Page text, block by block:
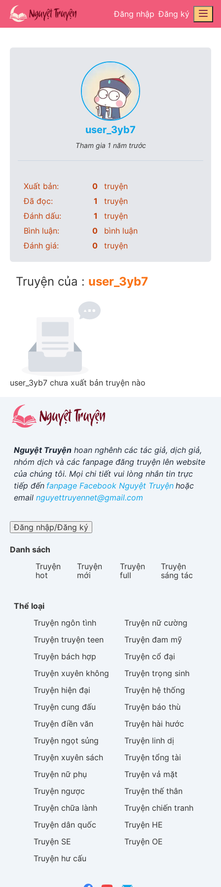
Đăng nhập Đăng ký
user_3yb7
Tham gia 1 năm trước
Xuất bản: 0
truyện
Đã đọc:
1
truyện
Đánh dấu:
1
truyện
Bình luận:
0
bình luận
Đánh giá:
0 truyện
Truyện của : user_3yb7
user_3yb7 chưa xuất bản truyện nào
Nguyệt Truyện hoan nghênh các tác giả, dịch giả,
nhóm dịch và các fanpage đăng truyện lên website
của chúng tôi. Mọi chi tiết vui lòng nhắn tin trực
tiếp đến fanpage Facebook Nguyệt Truyện hoặc
email nguyettruyennet@gmail.com
Đăng nhập/Đăng ký
Danh sách
Truyện
hot
Truyện
mới
Truyện
full
Truyện
sáng tác
Thể loại
Truyện ngôn tình Truyện nữ cường
Truyện truyện teen Truyện đam mỹ
Truyện bách hợp Truyện cổ đại
Truyện xuyên không Truyện trọng sinh
Truyện hiện đại Truyện hệ thống
Truyện cung đấu Truyện báo thù
Truyện điền văn Truyện hài hước
Truyện ngọt sủng Truyện linh dị
Truyện xuyên sách Truyện tổng tài
Truyện nữ phụ Truyện vả mặt
Truyện ngược Truyện thế thân
Truyện chữa lành Truyện chiến tranh
Truyện dân quốc Truyện HE
Truyện SE Truyện OE
Truyện hư cấu